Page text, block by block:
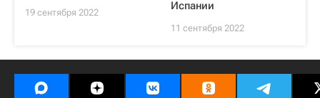
19 сентября 2022
Испании
11 сентября 2022